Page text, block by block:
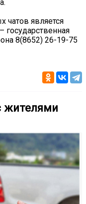
является
государственная
8(8652) 26-19-75
жителями